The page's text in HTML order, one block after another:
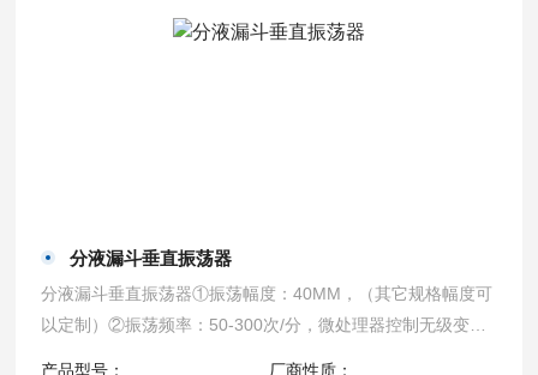
分液漏斗垂直振荡器
分液漏斗垂直振荡器①振荡幅度：40MM，（其它规格幅度可
以定制）②振荡频率：50-300次/分，微处理器控制无级变
产品型号： 厂商性质：